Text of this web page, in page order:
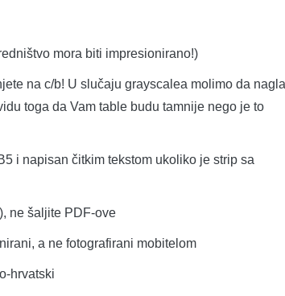
mora biti impresionirano!)
na c/b! U slučaju grayscalea molimo da
toga da Vam table budu tamnije nego je to
i napisan čitkim tekstom ukoliko je strip sa
ne šaljite PDF-ove
a ne fotografirani mobitelom
hrvatski